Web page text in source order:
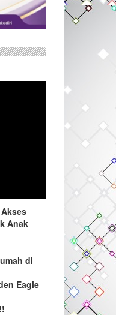
Anak
di
Eagle